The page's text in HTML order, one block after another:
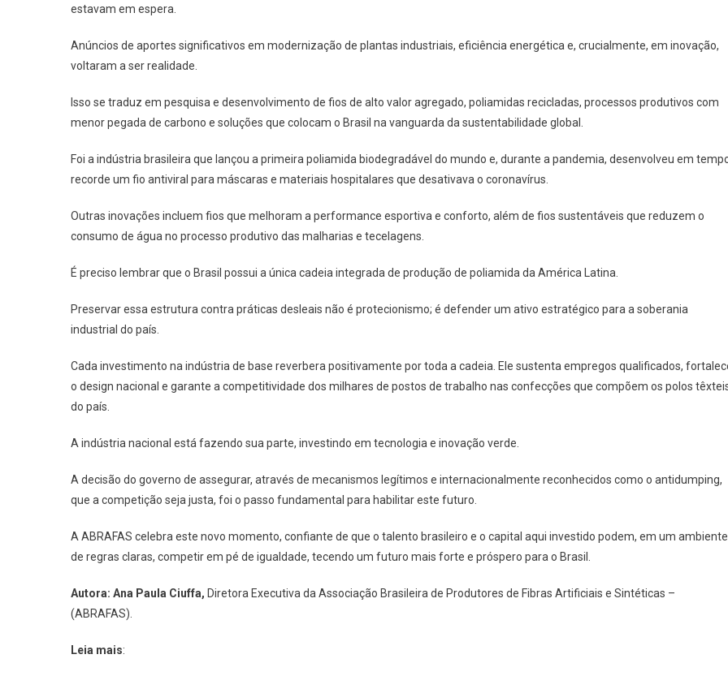
estavam em espera.
Anúncios de aportes significativos em modernização de plantas industriais, eficiência energética e, crucialmente, em inovação,
voltaram a ser realidade.
Isso se traduz em pesquisa e desenvolvimento de fios de alto valor agregado, poliamidas recicladas, processos produtivos com
menor pegada de carbono e soluções que colocam o Brasil na vanguarda da sustentabilidade global.
Foi a indústria brasileira que lançou a primeira poliamida biodegradável do mundo e, durante a pandemia, desenvolveu em
recorde um fio antiviral para máscaras e materiais hospitalares que desativava o coronavírus.
Outras inovações incluem fios que melhoram a performance esportiva e conforto, além de fios sustentáveis que reduzem o
consumo de água no processo produtivo das malharias e tecelagens.
É preciso lembrar que o Brasil possui a única cadeia integrada de produção de poliamida da América Latina.
Preservar essa estrutura contra práticas desleais não é protecionismo; é defender um ativo estratégico para a soberania
industrial do país.
Cada investimento na indústria de base reverbera positivamente por toda a cadeia. Ele sustenta empregos qualificados,
o design nacional e garante a competitividade dos milhares de postos de trabalho nas confecções que compõem os polos
do país.
A indústria nacional está fazendo sua parte, investindo em tecnologia e inovação verde.
A decisão do governo de assegurar, através de mecanismos legítimos e internacionalmente reconhecidos como o antidumping,
que a competição seja justa, foi o passo fundamental para habilitar este futuro.
A ABRAFAS celebra este novo momento, confiante de que o talento brasileiro e o capital aqui investido podem, em um ambiente
de regras claras, competir em pé de igualdade, tecendo um futuro mais forte e próspero para o Brasil.
Autora: Ana Paula Ciuffa, Diretora Executiva da Associação Brasileira de Produtores de Fibras Artificiais e Sintéticas –
(ABRAFAS).
Leia mais: